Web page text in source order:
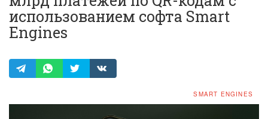
использованием софта Smart
Engines
SMART ENGINES